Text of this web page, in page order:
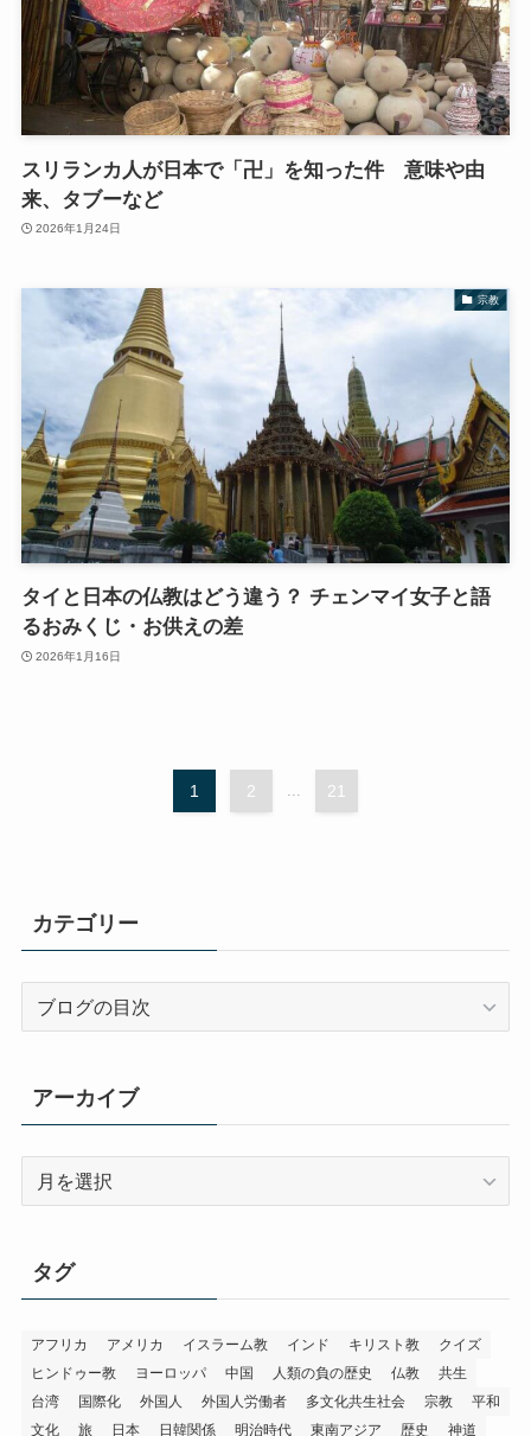
スリランカ人が日本で「卍」を知った件 意味や由
来、タブーなど
2026年1月24日
宗教
タイと日本の仏教はどう違う？ チェンマイ女子と語
るおみくじ・お供えの差
2026年1月16日
1 2 ... 21
カテゴリー
ー
アーカイブ
ブ
タグ
アフリカ アメリカ イスラーム教 インド キリスト教
クイズ
ヒンドゥー教
ヨーロッパ 中国 人類の負の歴史 仏教
共生
台湾
国際化 外国人 外国人労働者 多文化共生社会 宗教
平和
文化
旅 日本 日韓関係 明治時代 東南アジア 歴史 神道